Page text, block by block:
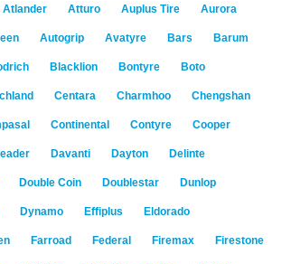
Atlander Atturo Auplus Tire Aurora
Autogrip Avatyre Bars Barum
Blacklion Bontyre Boto
Centara Charmhoo Chengshan
Continental Contyre Cooper
Davanti Dayton Delinte
Double Coin Doublestar Dunlop
Dynamo Effiplus Eldorado
Farroad Federal Firemax Firestone